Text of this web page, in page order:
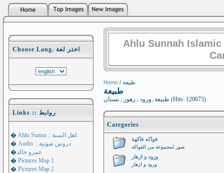
Choose Lang. اختر لغة
Links :: روابط
�
Ahlu Sunna :: اهل السنة
�
Audio :: دروس صوتية
�عمرو خالد
� Pictures Map 1
� Pictures Map 2
Ahlu Sunnah
Home / طبيعة
طبيعة
طبيعة ,ورود , زهور , بستان (Hits: 120673)
Categories
فواكه فاكهة
صور لمجموعة من الفواكه
ورود و ازهار
ورود و ازهار